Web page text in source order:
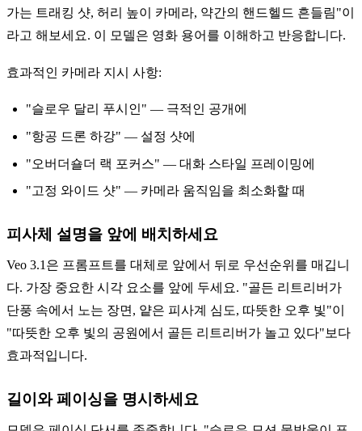
가는 트래킹 샷, 허리 높이 카메라, 약간의 핸드헬드 흔들림"이
라고 해보세요. 이 모델은 영화 용어를 이해하고 반응합니다.
효과적인 카메라 지시 사항:
"슬로우 달리 푸시인" — 극적인 공개에
"항공 드론 하강" — 설정 샷에
"오버더숄더 랙 포커스" — 대화 스타일 프레이밍에
"고정 와이드 샷" — 카메라 움직임을 최소화할 때
피사체 설명을 앞에 배치하세요
Veo 3.1은 프롬프트를 대체로 앞에서 뒤로 우선순위를 매깁니
다. 가장 중요한 시각 요소를 앞에 두세요. "골든 리트리버가
단풍 속에서 노는 장면, 얕은 피사계 심도, 따뜻한 오후 빛"이
"따뜻한 오후 빛의 공원에서 골든 리트리버가 놀고 있다"보다
효과적입니다.
길이와 페이싱을 명시하세요